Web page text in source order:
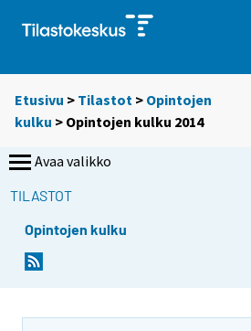
Etusivu > Tilastot > Opintojen
kulku > Opintojen kulku 2014
Avaa valikko
TILASTOT
Opintojen kulku